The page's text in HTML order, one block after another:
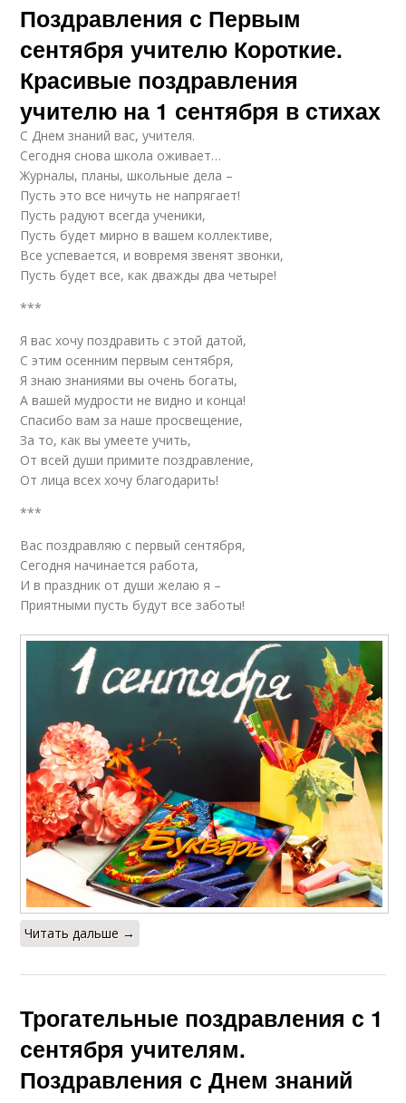
Поздравления с Первым
сентября учителю Короткие.
Красивые поздравления
учителю на 1 сентября в стихах
С Днем знаний вас, учителя.
Сегодня снова школа оживает…
Журналы, планы, школьные дела –
Пусть это все ничуть не напрягает!
Пусть радуют всегда ученики,
Пусть будет мирно в вашем коллективе,
Все успевается, и вовремя звенят звонки,
Пусть будет все, как дважды два четыре!
***
Я вас хочу поздравить с этой датой,
С этим осенним первым сентября,
Я знаю знаниями вы очень богаты,
А вашей мудрости не видно и конца!
Спасибо вам за наше просвещение,
За то, как вы умеете учить,
От всей души примите поздравление,
От лица всех хочу благодарить!
***
Вас поздравляю с первый сентября,
Сегодня начинается работа,
И в праздник от души желаю я –
Приятными пусть будут все заботы!
Читать дальше →
Трогательные поздравления с 1
сентября учителям.
Поздравления с Днем знаний